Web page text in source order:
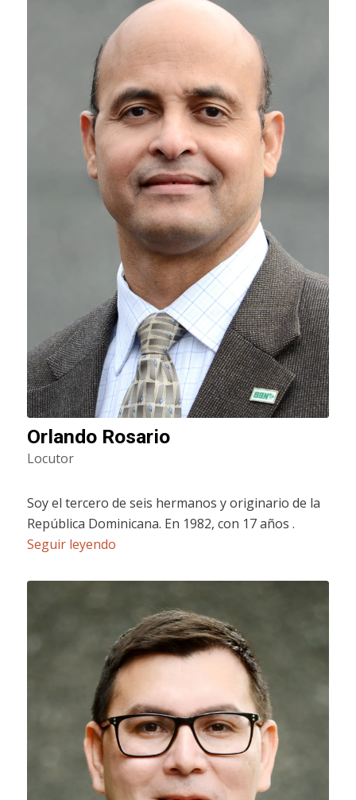
Orlando Rosario
Locutor
Soy el tercero de seis hermanos y originario de la
República Dominicana. En 1982, con 17 años .
Seguir leyendo